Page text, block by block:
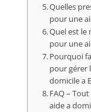
Quelles
pour une
Quel est le
pour une
Pourquoi
pour gérer
domicile a
FAQ –
aide a